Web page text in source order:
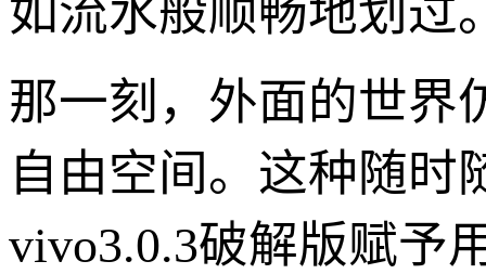
如流水般顺畅地划过
那一刻，外面的世界
自由空间。这种随时
vivo3.0.3破解版赋予